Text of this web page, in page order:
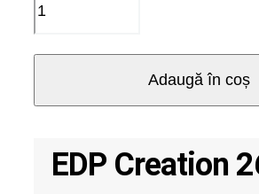
EDP
Creation
2639,
ml
Adaugă în coș
EDP Creation